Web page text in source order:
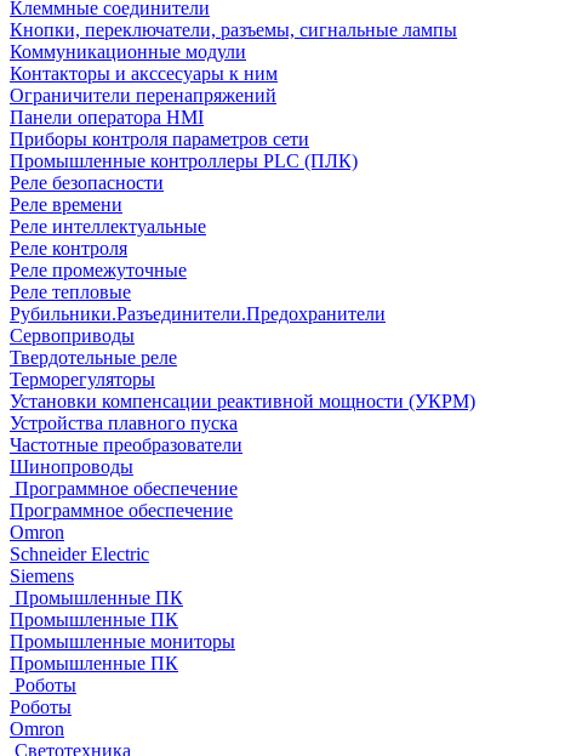
Клеммные соединители
Кнопки, переключатели, разъемы, сигнальные лампы
Коммуникационные модули
Контакторы и акссесуары к ним
Ограничители перенапряжений
Панели оператора HMI
Приборы контроля параметров сети
Промышленные контроллеры PLC (ПЛК)
Реле безопасности
Реле времени
Реле интеллектуальные
Реле контроля
Реле промежуточные
Реле тепловые
Рубильники.Разъединители.Предохранители
Сервоприводы
Твердотельные реле
Терморегуляторы
Установки компенсации реактивной мощности (УКРМ)
Устройства плавного пуска
Частотные преобразователи
Шинопроводы
Программное обеспечение
Программное обеспечение
Omron
Schneider Electric
Siemens
Промышленные ПК
Промышленные ПК
Промышленные мониторы
Промышленные ПК
Роботы
Роботы
Omron
Светотехника